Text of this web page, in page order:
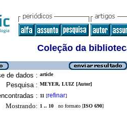
Coleção da
de dados : article
Pesquisa : MEYER, LUIZ [Autor]
: 11 [refinar]
Mostrando: 1 .. 10 no formato [ISO 690]